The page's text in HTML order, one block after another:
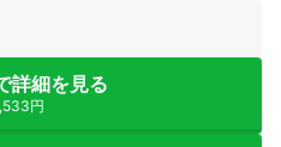
詳細を見る
円